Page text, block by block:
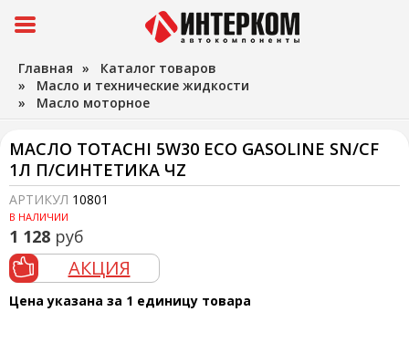
Главная » Каталог товаров
» Масло и технические жидкости
» Масло моторное
МАСЛО TOTACHI 5W30 ECO GASOLINE SN/CF
1Л П/СИНТЕТИКА ЧZ
АРТИКУЛ 10801
В НАЛИЧИИ
1 128 руб
АКЦИЯ
Цена указана за 1 единицу товара